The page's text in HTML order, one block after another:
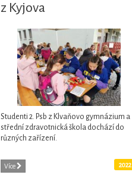
z Kyjova
Studenti 2. Psb z Klvaňovo gymnázium a
střední zdravotnická škola dochází do
různých zařízení.
Více 2022